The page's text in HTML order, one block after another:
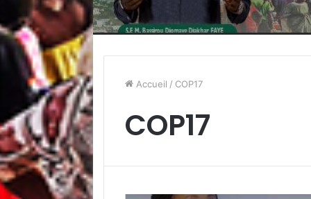
Accueil / COP17
COP17